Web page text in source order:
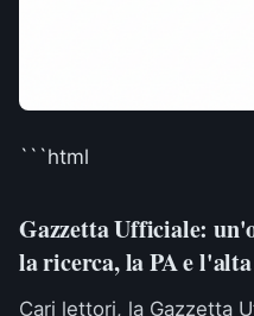
```html
Gazzetta Ufficiale:
la ricerca, la PA e
Cari lettori, la Gazzetta